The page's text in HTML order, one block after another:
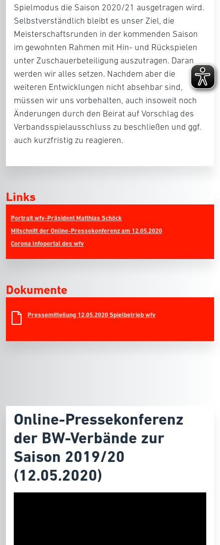
Spielmodus die Saison 2020/21 ausgetragen wird.
Selbstverständlich bleibt es unser Ziel, die
Meisterschaftsrunden in der kommenden Saison
im gewohnten Rahmen mit Hin- und Rückspielen
unter Zuschauerbeteiligung auszutragen. Daran
werden wir alles setzen. Nachdem aber die
weiteren Entwicklungen nicht absehbar sind,
müssen wir uns vorbehalten, auch insoweit noch
Änderungen durch den Beirat auf Vorschlag des
Verbandsspielausschluss zu beschließen und ggf.
auch kurzfristig zu reagieren.
Links
Portrait wfv-Präsident Matthias Schöck
Mitschnitt der Online-Pressekonferenz am 12.05.2020
Corona Infoportal des wfv
Dokumente
Pressemitteilung 12.05.2020 Spielbetrieb wfv
Online-Pressekonferenz
der BW-Verbände zur
Saison 2019/20
(12.05.2020)